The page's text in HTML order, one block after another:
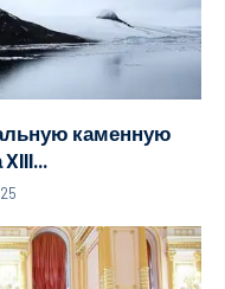
каменную